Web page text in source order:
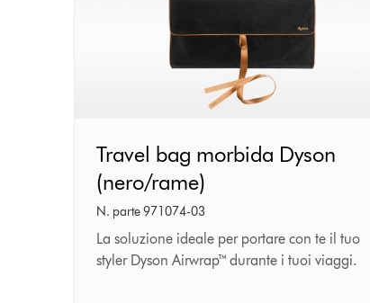
bag
morbida
Dyson
(nero/rame)
Travel bag morbida Dyson
(nero/rame)
N. parte 971074-03
La soluzione ideale per portare con te il tuo
styler Dyson Airwrap™ durante i tuoi viaggi.